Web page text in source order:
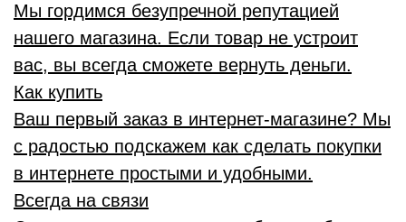
Мы гордимся безупречной репутацией
нашего магазина. Если товар не устроит
вас, вы всегда сможете вернуть деньги.
Как купить
Ваш первый заказ в интернет-магазине? Мы
с радостью подскажем как сделать покупки
в интернете простыми и удобными.
Всегда на связи